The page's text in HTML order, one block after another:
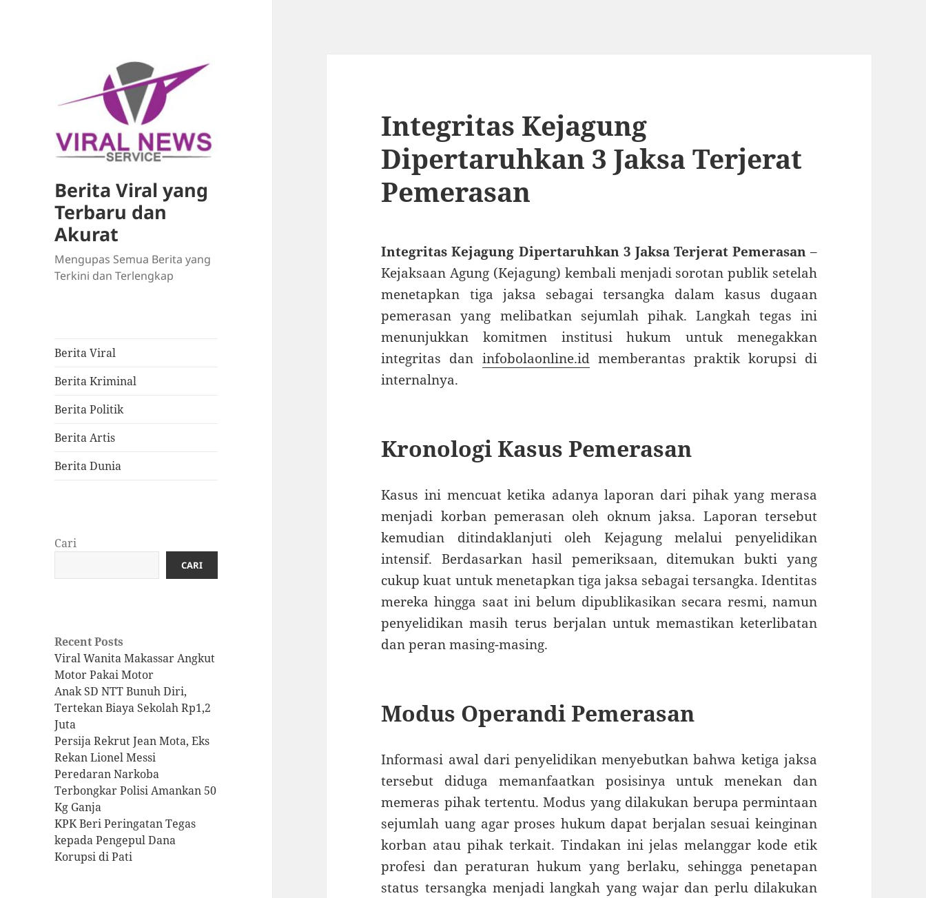
Berita Viral yang
Terbaru dan
Akurat
Mengupas Semua Berita yang
Terkini dan Terlengkap
Berita Viral
Berita Kriminal
Berita Politik
Berita Artis
Berita Dunia
Cari
CARI
Recent Posts
Viral Wanita Makassar Angkut
Motor Pakai Motor
Anak SD NTT Bunuh Diri,
Tertekan Biaya Sekolah Rp1,2
Juta
Persija Rekrut Jean Mota, Eks
Rekan Lionel Messi
Peredaran Narkoba
Terbongkar Polisi Amankan 50
Kg Ganja
KPK Beri Peringatan Tegas
kepada Pengepul Dana
Korupsi di Pati
Integritas Kejagung
Dipertaruhkan 3 Jaksa Terjerat
Pemerasan
Integritas Kejagung Dipertaruhkan 3 Jaksa Terjerat Pemerasan–
Kejaksaan Agung (Kejagung) kembali menjadi sorotan publik setelah
menetapkan tiga jaksa sebagai tersangka dalam kasus dugaan
pemerasan yang melibatkan sejumlah pihak. Langkah tegas ini
menunjukkan komitmen institusi hukum untuk menegakkan
integritas dan infobolaonline.idmemberantas praktik korupsi di
internalnya.
Kronologi Kasus Pemerasan
Kasus ini mencuat ketika adanya laporan dari pihak yang merasa
menjadi korban pemerasan oleh oknum jaksa. Laporan tersebut
kemudian ditindaklanjuti oleh Kejagung melalui penyelidikan
intensif. Berdasarkan hasil pemeriksaan, ditemukan bukti yang
cukup kuat untuk menetapkan tiga jaksa sebagai tersangka. Identitas
mereka hingga saat ini belum dipublikasikan secara resmi, namun
penyelidikan masih terus berjalan untuk memastikan keterlibatan
dan peran masing-masing.
Modus Operandi Pemerasan
Informasi awal dari penyelidikan menyebutkan bahwa ketiga jaksa
tersebut diduga memanfaatkan posisinya untuk menekan dan
memeras pihak tertentu. Modus yang dilakukan berupa permintaan
sejumlah uang agar proses hukum dapat berjalan sesuai keinginan
korban atau pihak terkait. Tindakan ini jelas melanggar kode etik
profesi dan peraturan hukum yang berlaku, sehingga penetapan
status tersangka menjadi langkah yang wajar dan perlu dilakukan